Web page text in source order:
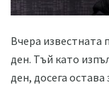
Вчера известната
ден. Тъй като
ден, досега